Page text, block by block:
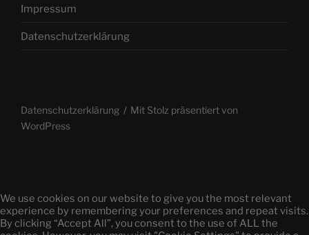
Impressum
Datenschutzerklärung
Datenschutzerklärung
Mit Stolz präsentiert von
WordPress
We use cookies on our website to give you the most relevant
experience by remembering your preferences and repeat visits.
By clicking “Accept All”, you consent to the use of ALL the